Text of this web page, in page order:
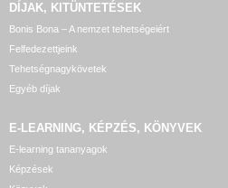
DÍJAK, KITÜNTETÉSEK
Bonis Bona – A nemzet tehetségeiért
Felfedezettjeink
Tehetségnagykövetek
Egyéb díjak
E-LEARNING, KÉPZÉS, KÖNYVEK
E-learning tananyagok
Képzések